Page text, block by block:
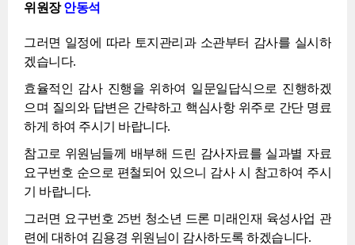
위원장안동석
그러면 일정에 따라 토지관리과 소관부터 감사를 실시하
겠습니다.
효율적인 감사 진행을 위하여 일문일답식으로 진행하겠
으며 질의와 답변은 간략하고 핵심사항 위주로 간단 명료
하게 하여 주시기 바랍니다.
참고로 위원님들께 배부해 드린 감사자료를 실과별 자료
요구번호 순으로 편철되어 있으니 감사 시 참고하여 주시
기 바랍니다.
그러면 요구번호 25번 청소년 드론 미래인재 육성사업 관
련에 대하여 김용경 위원님이 감사하도록 하겠습니다.